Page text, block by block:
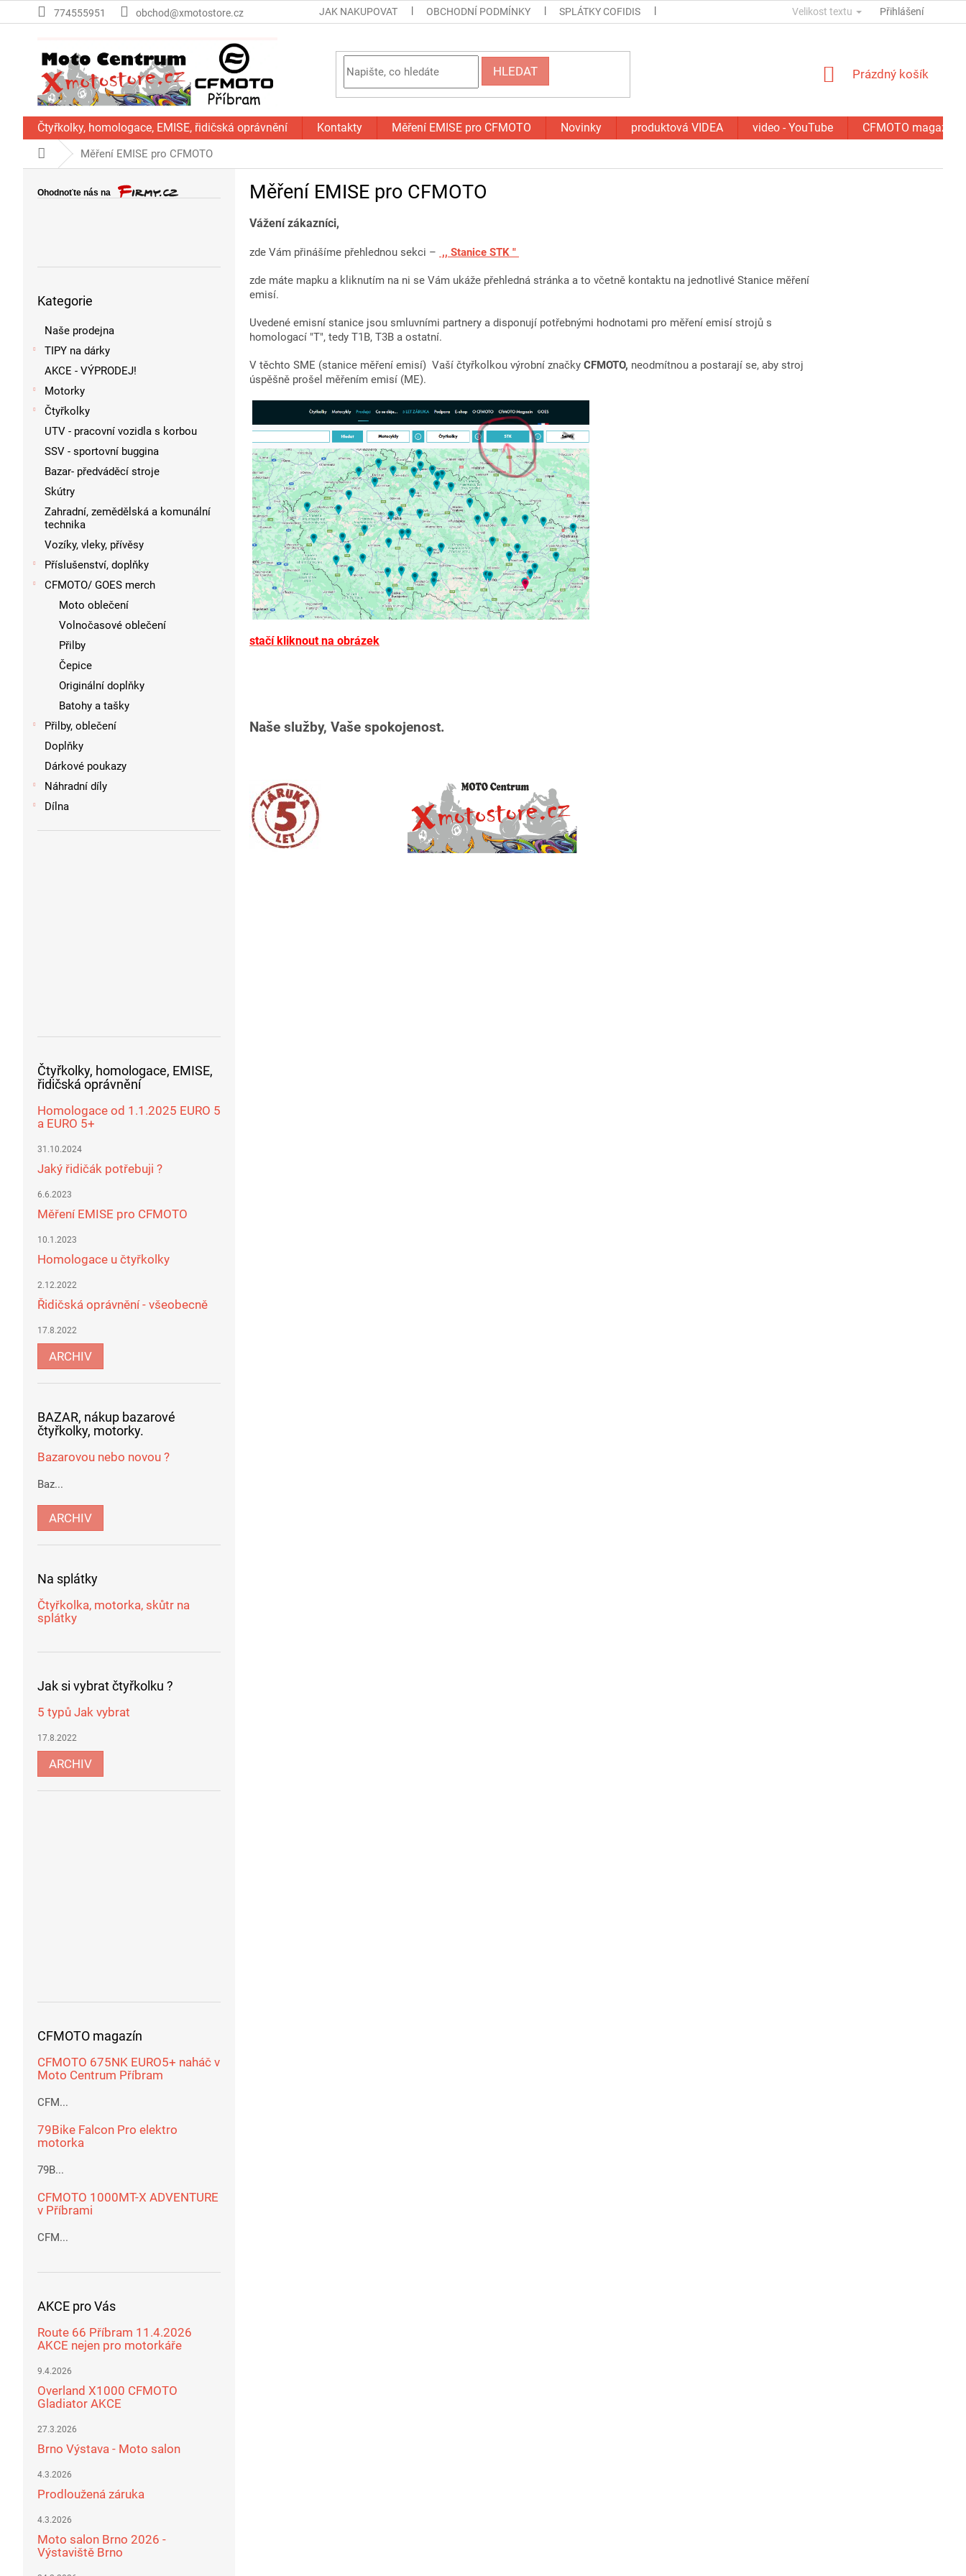
na
774555951 obchod@xmotostore.cz JAK NAKUPOVAT OBCHODNÍ PODMÍNKY SPLÁTKY COFIDIS GDPR SERVIS - OPRAVY
Velikost textu Přihlášení
HLEDAT
NÁKUPNÍ
Prázdný košík
Čtyřkolky, homologace, EMISE, řidičská oprávnění Kontakty Měření EMISE pro CFMOTO Novinky produktová VIDEA video - YouTube CFMOTO magazín
Domů Měření EMISE pro CFMOTO
kategorie
Kategorie
Naše prodejna
TIPY na dárky
AKCE - VÝPRODEJ!
Motorky
Čtyřkolky
UTV - pracovní vozidla s korbou
SSV - sportovní buggina
Bazar- předváděcí stroje
Skútry
Zahradní, zemědělská a komunální
technika
Vozíky, vleky, přívěsy
Příslušenství, doplňky
CFMOTO/ GOES merch
Moto oblečení
Volnočasové oblečení
Přilby
Čepice
Originální doplňky
Batohy a tašky
Přilby, oblečení
Doplňky
Dárkové poukazy
Náhradní díly
Dílna
Čtyřkolky, homologace, EMISE,
řidičská oprávnění
Homologace od 1.1.2025 EURO 5
a EURO 5+
31.10.2024
Jaký řidičák potřebuji ?
6.6.2023
Měření EMISE pro CFMOTO
10.1.2023
Homologace u čtyřkolky
2.12.2022
Řidičská oprávnění - všeobecně
17.8.2022
ARCHIV
BAZAR, nákup bazarové
čtyřkolky, motorky.
Bazarovou nebo novou ?
Baz...
ARCHIV
Na splátky
Čtyřkolka, motorka, skůtr na
splátky
Jak si vybrat čtyřkolku ?
5 typů Jak vybrat
17.8.2022
ARCHIV
CFMOTO magazín
CFMOTO 675NK EURO5+ naháč v
Moto Centrum Příbram
CFM...
79Bike Falcon Pro elektro
motorka
79B...
CFMOTO 1000MT-X ADVENTURE
v Příbrami
CFM...
AKCE pro Vás
Route 66 Příbram 11.4.2026
AKCE nejen pro motorkáře
9.4.2026
Overland X1000 CFMOTO
Gladiator AKCE
27.3.2026
Brno Výstava - Moto salon
4.3.2026
Prodloužená záruka
4.3.2026
Moto salon Brno 2026 -
Výstaviště Brno
Měření EMISE pro CFMOTO
Vážení zákazníci,
zde Vám přinášíme přehlednou sekci – ,, Stanice STK "
zde máte mapku a kliknutím na ni se Vám ukáže přehledná stránka a to včetně kontaktu na jednotlivé Stanice měření
emisí.
Uvedené emisní stanice jsou smluvními partnery a disponují potřebnými hodnotami pro měření emisí strojů s
homologací "T", tedy T1B, T3B a ostatní.
V těchto SME (stanice měření emisí) Vaší čtyřkolkou výrobní značky CFMOTO, neodmítnou a postarají se, aby stroj
úspěšně prošel měřením emisí (ME).
stačí kliknout na obrázek
Naše služby, Vaše spokojenost.